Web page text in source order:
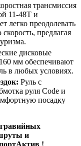
трансмиссия
11-48T и
легко преодолевать
предлагая
дисковые
мм обеспечивают
в любых условиях.
Руль с
руля Code и
посадку
и
!